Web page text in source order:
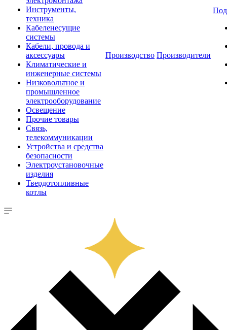
Инструменты,
техника
Кабеленесущие
системы
Кабели, провода и
аксессуары
Климатические и
инженерные системы
Низковольтное и
промышленное
электрооборудование
Освещение
Прочие товары
Связь,
телекоммуникации
Устройства и средства
безопасности
Электроустановочные
изделия
Твердотопливные
котлы
Производство Производители